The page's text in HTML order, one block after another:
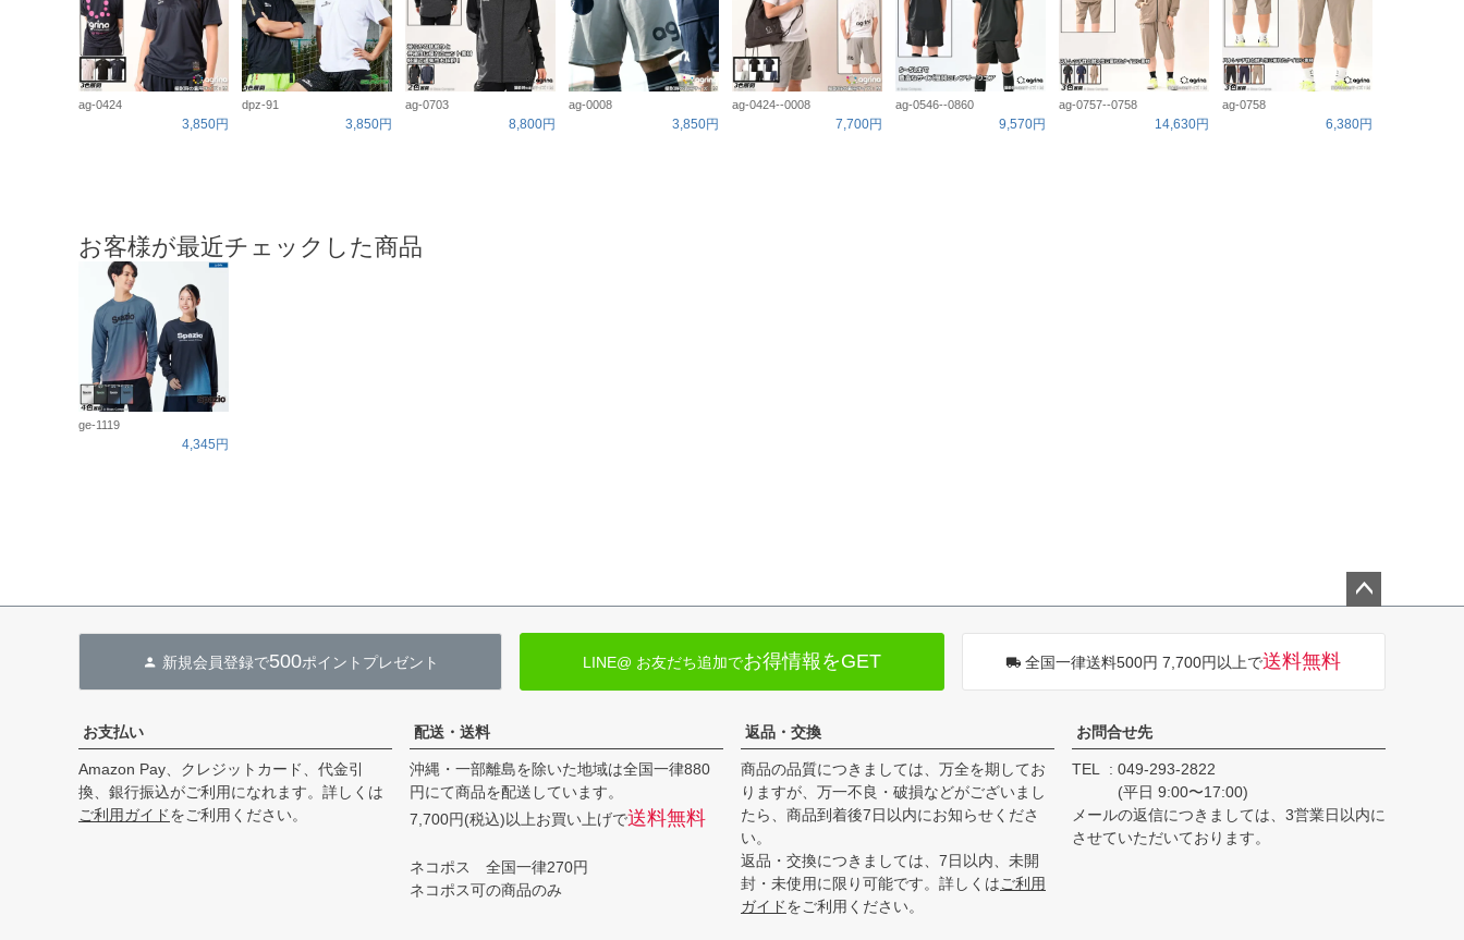
ag-0424
3,850円
dpz-91
3,850円
ag-0703
8,800円
ag-0008
3,850円
ag-0424--0008
7,700円
ag-0546--0860
9,570円
ag-0757--0758
14,630円
ag-0758
6,380円
お客様が最近チェックした商品
ge-1119
4,345円
へ
新規会員登録で500ポイントプレゼント LINE@ お友だち追加でお得情報をGET 全国一律送料500円 7,700円以上で送料無料
お支払い
Amazon Pay、クレジットカード、代金引
換、銀行振込がご利用になれます。詳しくは
ご利用ガイドをご利用ください。
配送・送料
沖縄・一部離島を除いた地域は全国一律880
円にて商品を配送しています。
7,700円(税込)以上お買い上げで送料無料
ネコポス 全国一律270円
ネコポス可の商品のみ
返品・交換
商品の品質につきましては、万全を期してお
りますが、万一不良・破損などがございまし
たら、商品到着後7日以内にお知らせくださ
い。
返品・交換につきましては、7日以内、未開
封・未使用に限り可能です。詳しくはご利用
ガイドをご利用ください。
お問合せ先
TEL
049-293-2822
(平日 9:00〜17:00)
メールの返信につきましては、3営業日以内に
させていただいております。